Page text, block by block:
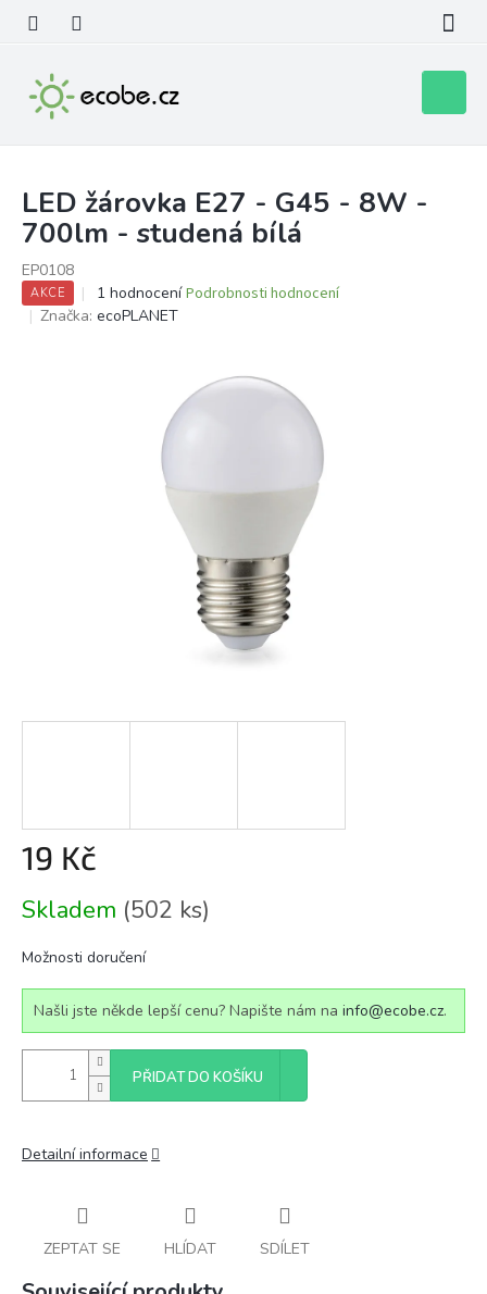
obsah
košík
LED žárovka E27 - G45 - 8W -
700lm - studená bílá
EP0108
AKCE
Průměrné
hodnocení
hvězdiček.
1 hodnocení Podrobnosti hodnocení
Značka: ecoPLANET
19 Kč
cena:
Skladem (502 ks)
Možnosti doručení
Našli jste někde lepší cenu? Napište nám na info@ecobe.cz.
PŘIDAT DO KOŠÍKU
Detailní informace
ZEPTAT SE HLÍDAT SDÍLET